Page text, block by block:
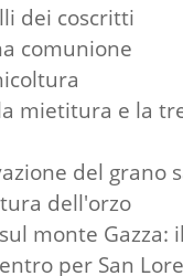
dei coscritti
comunione
mietitura e la
del grano
dell'orzo
monte Gazza:
per San